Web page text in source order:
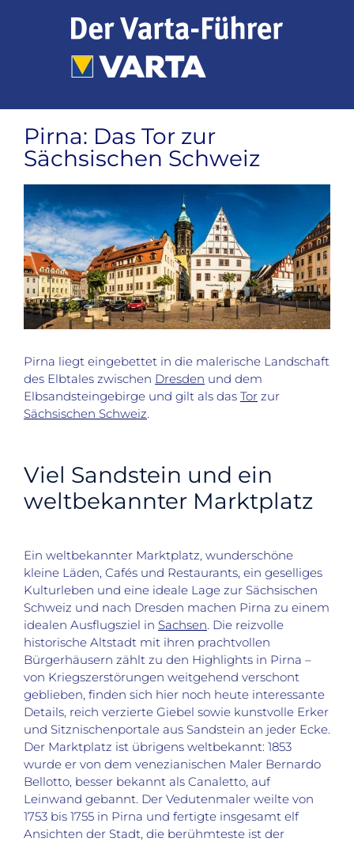
Pirna: Das Tor zur
Sächsischen Schweiz
grösseres
Bild
Pirna liegt eingebettet in die malerische Landschaft
des Elbtales zwischen Dresden und dem
Elbsandsteingebirge und gilt als das Torzur
Sächsischen Schweiz.
Viel Sandstein und ein
weltbekannter Marktplatz
Ein weltbekannter Marktplatz, wunderschöne
kleine Läden, Cafés und Restaurants, ein geselliges
Kulturleben und eine ideale Lage zur Sächsischen
Schweiz und nach Dresden machen Pirna zu einem
idealen Ausflugsziel in Sachsen. Die reizvolle
historische Altstadt mit ihren prachtvollen
Bürgerhäusern zählt zu den Highlights in Pirna –
von Kriegszerstörungen weitgehend verschont
geblieben, finden sich hier noch heute interessante
Details, reich verzierte Giebel sowie kunstvolle Erker
und Sitznischenportale aus Sandstein an jeder Ecke.
Der Marktplatz ist übrigens weltbekannt: 1853
wurde er von dem venezianischen Maler Bernardo
Bellotto, besser bekannt als Canaletto, auf
Leinwand gebannt. Der Vedutenmaler weilte von
1753 bis 1755 in Pirna und fertigte insgesamt elf
Ansichten der Stadt, die berühmteste ist der